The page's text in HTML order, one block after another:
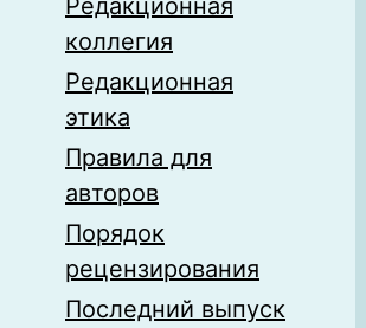
Редакционная
коллегия
Редакционная
этика
Правила для
авторов
Порядок
рецензирования
Последний выпуск